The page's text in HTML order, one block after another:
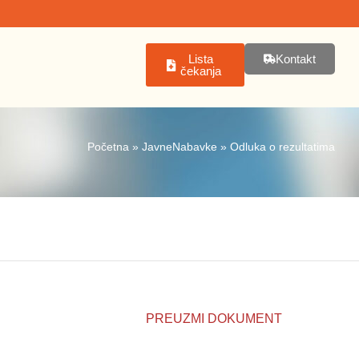
Lista
čekanja
Kontakt
Početna» JavneNabavke » Odluka o rezultatima
PREUZMI DOKUMENT